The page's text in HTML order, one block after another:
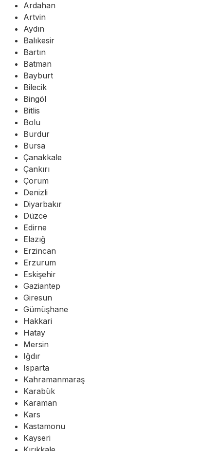
Ardahan
Artvin
Aydın
Balıkesir
Bartın
Batman
Bayburt
Bilecik
Bingöl
Bitlis
Bolu
Burdur
Bursa
Çanakkale
Çankırı
Çorum
Denizli
Diyarbakır
Düzce
Edirne
Elazığ
Erzincan
Erzurum
Eskişehir
Gaziantep
Giresun
Gümüşhane
Hakkari
Hatay
Mersin
Iğdır
Isparta
Kahramanmaraş
Karabük
Karaman
Kars
Kastamonu
Kayseri